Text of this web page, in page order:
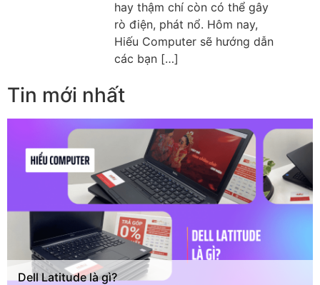
hay thậm chí còn có thể gây
rò điện, phát nổ. Hôm nay,
Hiếu Computer sẽ hướng dẫn
các bạn […]
Tin mới nhất
Dell Latitude là gì?